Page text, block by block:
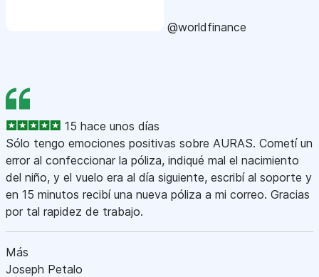
@worldfinance
15 hace unos días
Sólo tengo emociones positivas sobre AURAS. Cometí un
error al confeccionar la póliza, indiqué mal el nacimiento
del niño, y el vuelo era al día siguiente, escribí al soporte y
en 15 minutos recibí una nueva póliza a mi correo. Gracias
por tal rapidez de trabajo.
Más
Joseph Petalo